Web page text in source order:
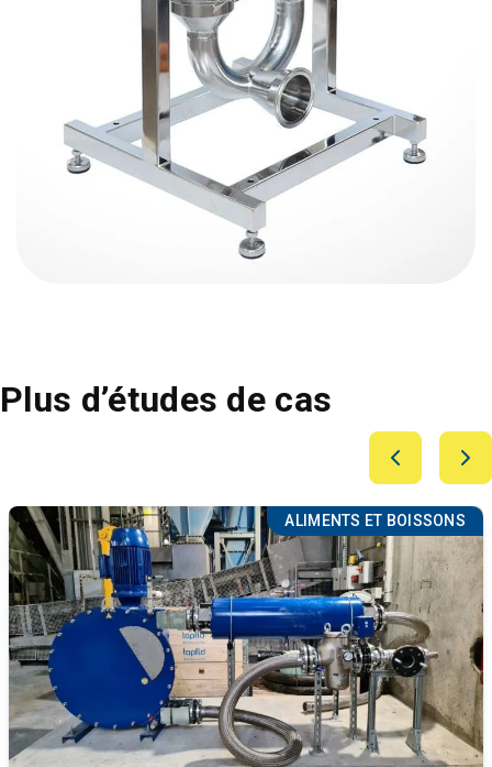
Plus d’études de cas
ALIMENTS ET BOISSONS